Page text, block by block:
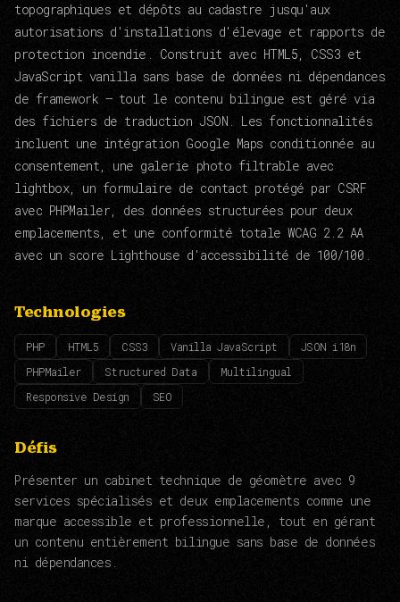
topographiques et dépôts au cadastre jusqu'aux
autorisations d'installations d'élevage et rapports de
protection incendie. Construit avec HTML5, CSS3 et
JavaScript vanilla sans base de données ni dépendances
de framework — tout le contenu bilingue est géré via
des fichiers de traduction JSON. Les fonctionnalités
incluent une intégration Google Maps conditionnée au
consentement, une galerie photo filtrable avec
lightbox, un formulaire de contact protégé par CSRF
avec PHPMailer, des données structurées pour deux
emplacements, et une conformité totale WCAG 2.2 AA
avec un score Lighthouse d'accessibilité de 100/100.
Technologies
PHP HTML5 CSS3 Vanilla JavaScript
JSON i18n
PHPMailer
Structured Data
Multilingual
Responsive Design
SEO
Défis
Présenter un cabinet technique de géomètre avec 9
services spécialisés et deux emplacements comme une
marque accessible et professionnelle, tout en gérant
un contenu entièrement bilingue sans base de données
ni dépendances.